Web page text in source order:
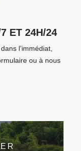
ET 24H/24
l’immédiat,
ou à nous